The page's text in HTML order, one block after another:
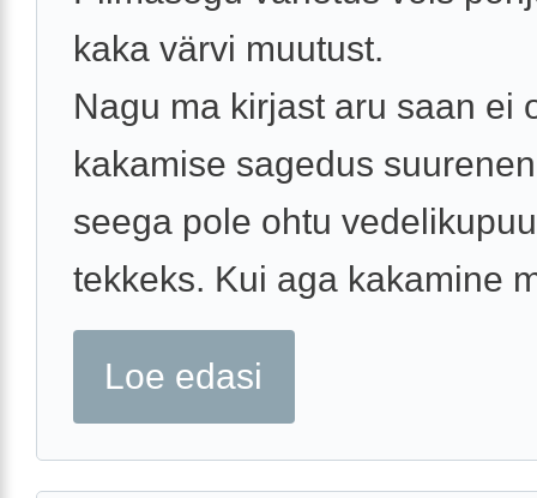
kaka värvi muutust.
Nagu ma kirjast aru saan ei
kakamise sagedus
seega pole ohtu
tekkeks. Kui aga kakamine
Loe edasi